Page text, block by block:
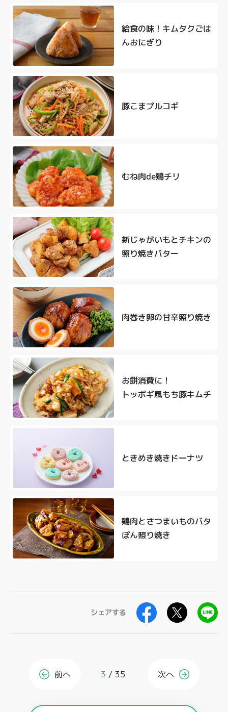
給食の味！キムタクごは
んおにぎり
豚こまプルコギ
むね肉de鶏チリ
新じゃがいもとチキンの
照り焼きバター
肉巻き卵の甘辛照り焼き
お餅消費に！
トッポギ風もち豚キムチ
ときめき焼きドーナツ
鶏肉とさつまいものバタ
ぽん照り焼き
シェアする
前へ 3 35 次へ